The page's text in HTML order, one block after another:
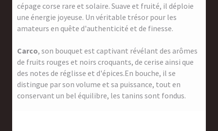
cépage corse rare et solaire. Suave et fruité, il déploie
une énergie joyeuse. Un véritable trésor pour les
amateurs en quête d'authenticité et de finesse.
Carco, son bouquet est captivant révélant des arômes
de fruits rouges et noirs croquants, de cerise ainsi que
des notes de réglisse et d'épices.En bouche, il se
distingue par son volume et sa puissance, tout en
conservant un bel équilibre, les tanins sont fondus.